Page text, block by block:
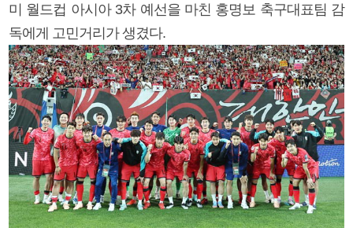
미 월드컵 아시아 3차 예선을 마친 홍명보 축구대표팀 감
독에게 고민거리가 생겼다.